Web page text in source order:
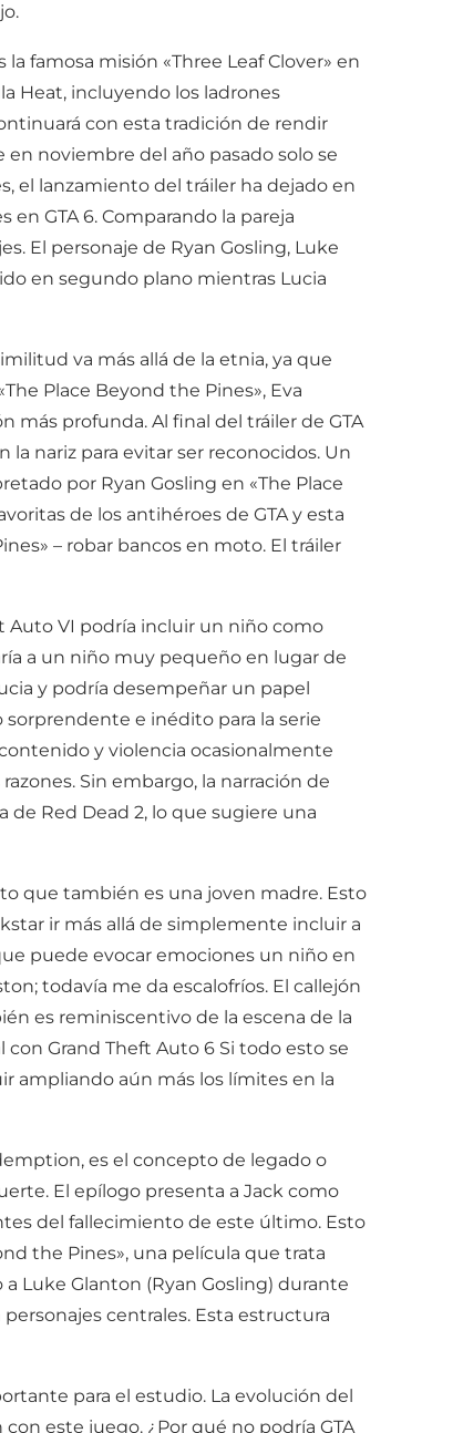
famosa misión «Three Leaf Clover» en
Heat, incluyendo los ladrones
con esta tradición de rendir
noviembre del año pasado solo se
el lanzamiento del tráiler ha dejado en
GTA 6. Comparando la pareja
El personaje de Ryan Gosling, Luke
en segundo plano mientras Lucia
va más allá de la etnia, ya que
Place Beyond the Pines», Eva
más profunda. Al final del tráiler de GTA
nariz para evitar ser reconocidos. Un
por Ryan Gosling en «The Place
de los antihéroes de GTA y esta
– robar bancos en moto. El tráiler
Auto VI podría incluir un niño como
a un niño muy pequeño en lugar de
y podría desempeñar un papel
sorprendente e inédito para la serie
y violencia ocasionalmente
Sin embargo, la narración de
Red Dead 2, lo que sugiere una
que también es una joven madre. Esto
ir más allá de simplemente incluir a
puede evocar emociones un niño en
todavía me da escalofríos. El callejón
es reminiscentivo de la escena de la
Grand Theft Auto 6 Si todo esto se
ampliando aún más los límites en la
es el concepto de legado o
El epílogo presenta a Jack como
del fallecimiento de este último. Esto
the Pines», una película que trata
Luke Glanton (Ryan Gosling) durante
centrales. Esta estructura
para el estudio. La evolución del
este juego. ¿Por qué no podría GTA